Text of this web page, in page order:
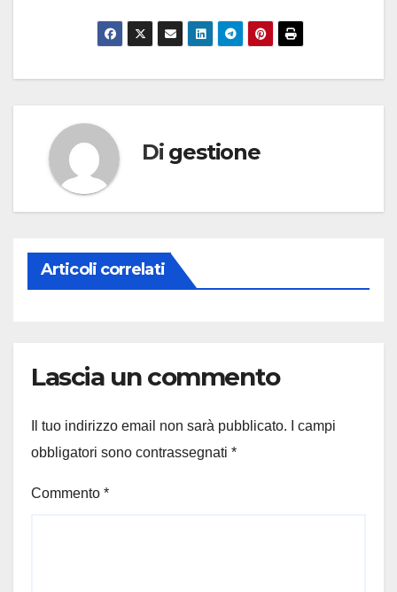
Di gestione
Articoli correlati
Lascia un commento
Il tuo indirizzo email non sarà pubblicato.
I campi
obbligatori sono contrassegnati *
Commento *